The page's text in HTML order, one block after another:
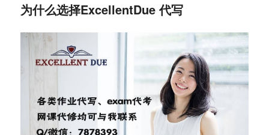
为什么选择ExcellentDue 代写